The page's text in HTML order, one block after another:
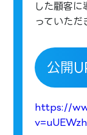
した顧客
っていただ
公開
https://